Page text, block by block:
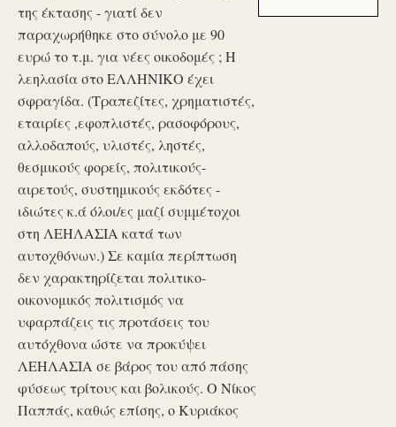
της έκτασης - γιατί δεν
παραχωρήθηκε στο σύνολο με 90
ευρώ το τ.μ. για νέες οικοδομές ; Η
λεηλασία στο ΕΛΛΗΝΙΚΟ έχει
σφραγίδα. (Τραπεζίτες, χρηματιστές,
εταιρίες ,εφοπλιστές, ρασοφόρους,
αλλοδαπούς, υλιστές, ληστές,
θεσμικούς φορείς, πολιτικούς-
αιρετούς, συστημικούς εκδότες -
ιδιώτες κ.ά όλοι/ες μαζί συμμέτοχοι
στη ΛΕΗΛΑΣΙΑ κατά των
αυτοχθόνων.) Σε καμία περίπτωση
δεν χαρακτηρίζεται πολιτικο-
οικονομικός πολιτισμός να
υφαρπάζεις τις προτάσεις του
αυτόχθονα ώστε να προκύψει
ΛΕΗΛΑΣΙΑ σε βάρος του από πάσης
φύσεως τρίτους και βολικούς. Ο Νίκος
Παππάς, καθώς επίσης, ο Κυριάκος